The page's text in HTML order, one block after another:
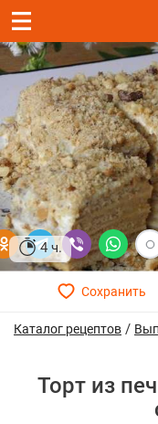
4 ч.
Каталог рецептов /
Торт из